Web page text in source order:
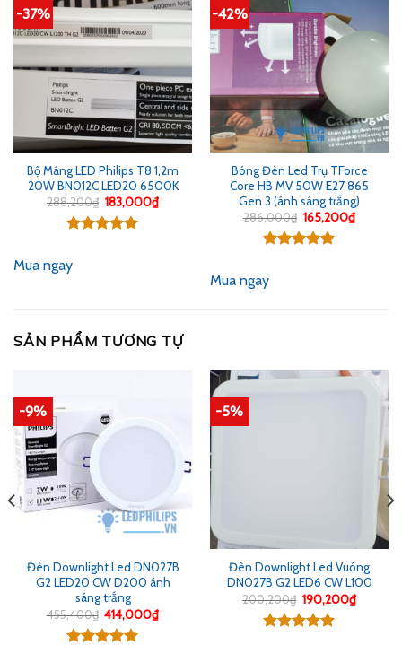
-37%
Bộ Máng LED Philips T8 1,2m
20W BN012C LED20 6500K
288,200₫ Giá
gốc
là:
183,000₫Giá
hiện
5 sao
Mua ngay
-42%
Bóng Đèn Led Trụ TForce
Core HB MV 50W E27 865
Gen 3 (ánh sáng trắng)
286,000₫ Giá
gốc
là:
165,200₫Giá
hiện
5 sao
Mua ngay
SẢN PHẨM TƯƠNG TỰ
-9%
Đèn Downlight Led DN027B
G2 LED20 CW D200 ánh
sáng trắng
455,400₫ Giá
gốc
là:
414,000₫Giá
hiện
-5%
Đèn Downlight Led Vuông
DN027B G2 LED6 CW L100
200,200₫ Giá
gốc
là:
190,200₫Giá
hiện